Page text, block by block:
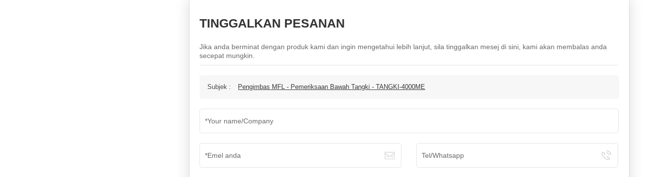
TINGGALKAN PESANAN
Jika anda berminat dengan produk kami dan ingin mengetahui lebih lanjut, sila tinggalkan mesej di sini, kami akan membalas anda
secepat mungkin.
Subjek : Pengimbas MFL - Pemeriksaan Bawah Tangki - TANGKI-4000ME